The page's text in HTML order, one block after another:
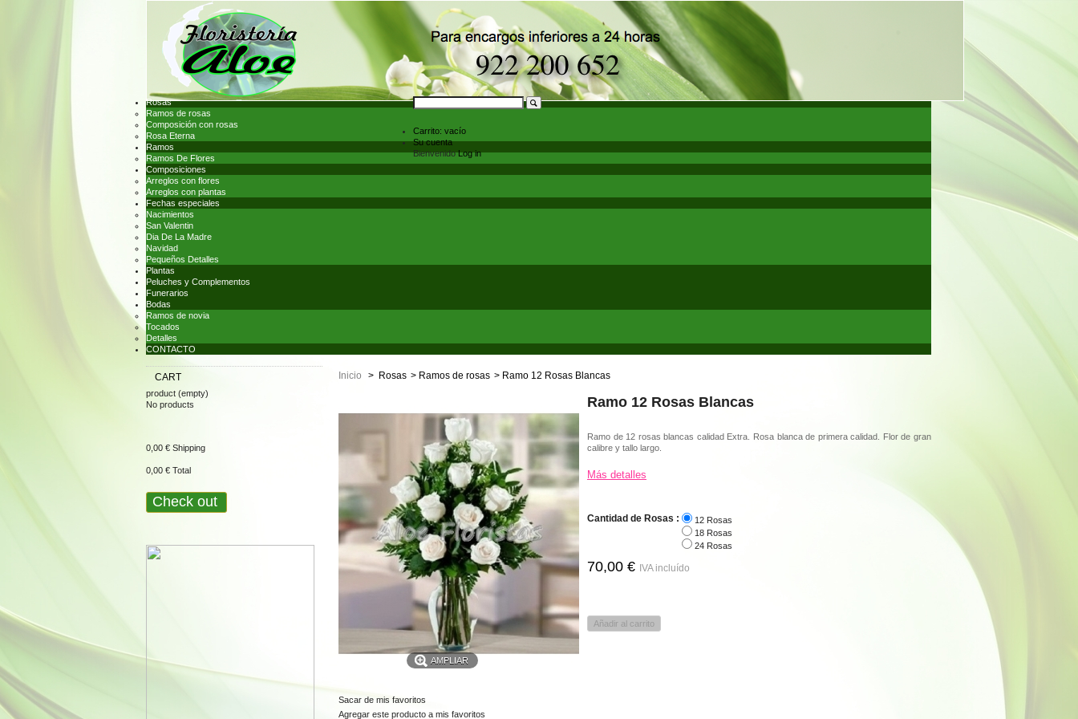
Carrito: vacío
Su cuenta
BienvenidoLog in
Rosas
Ramos de rosas
Composición con rosas
Rosa Eterna
Ramos
Ramos De Flores
Composiciones
Arreglos con flores
Arreglos con plantas
Fechas especiales
Nacimientos
San Valentin
Dia De La Madre
Navidad
Pequeños Detalles
Plantas
Peluches y Complementos
Funerarios
Bodas
Ramos de novia
Tocados
Detalles
CONTACTO
CART
product (empty)
No products
0,00 € Shipping
0,00 € Total
Check out
Inicio > Rosas > Ramos de rosas > Ramo 12 Rosas Blancas
AMPLIAR
Sacar de mis favoritos
Agregar este producto a mis favoritos
Ramo 12 Rosas Blancas
Ramo de 12 rosas blancas calidad Extra. Rosa blanca de primera calidad. Flor de gran
calibre y tallo largo.
Más detalles
Cantidad de Rosas :
12 Rosas
18 Rosas
24 Rosas
70,00 € IVA incluído
Añadir al carrito